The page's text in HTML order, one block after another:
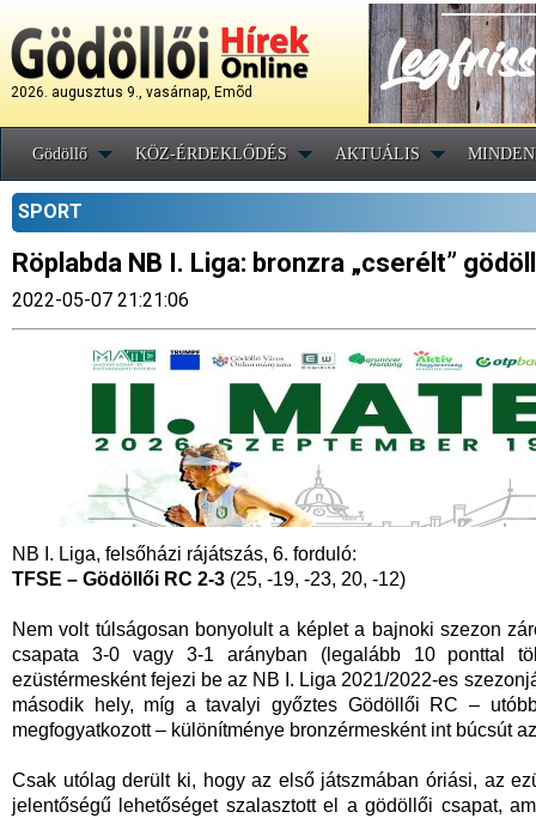
2026. augusztus 9., vasárnap, Emõd
Gödöllő KÖZ-ÉRDEKLŐDÉS AKTUÁLIS
SPORT
Röplabda NB I. Liga: bronzra „cserélt”
2022-05-07 21:21:06
NB I. Liga, felsőházi rájátszás, 6. forduló:
TFSE – Gödöllői RC 2-3 (25, -19, -23, 20, -12)
Nem volt túlságosan bonyolult a képlet a bajnoki szezon
csapata 3-0 vagy 3-1 arányban (legalább 10 ponttal
ezüstérmesként fejezi be az NB I. Liga 2021/2022-es
második hely, míg a tavalyi győztes Gödöllői RC –
megfogyatkozott – különítménye bronzérmesként int búcsút
Csak utólag derült ki, hogy az első játszmában óriási, az
jelentőségű lehetőséget szalasztott el a gödöllői csapat,